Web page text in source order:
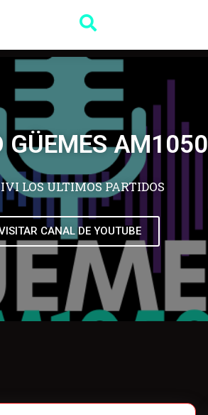
GÜEMES AM1050
LOS ULTIMOS PARTIDOS
CANAL DE YOUTUBE